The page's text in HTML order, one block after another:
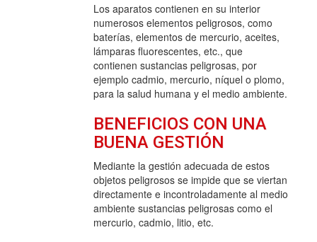
Los aparatos contienen en su interior
numerosos elementos peligrosos, como
baterías, elementos de mercurio, aceites,
lámparas fluorescentes, etc., que
contienen sustancias peligrosas, por
ejemplo cadmio, mercurio, níquel o plomo,
para la salud humana y el medio ambiente.
BENEFICIOS CON UNA
BUENA GESTIÓN
Mediante la gestión adecuada de estos
objetos peligrosos se impide que se viertan
directamente e incontroladamente al medio
ambiente sustancias peligrosas como el
mercurio, cadmio, litio, etc.